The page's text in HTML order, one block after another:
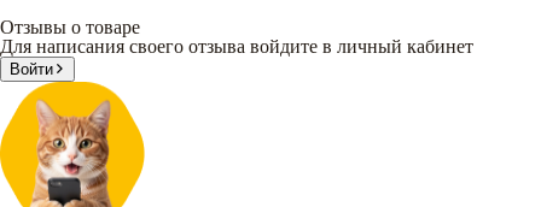
Отзывы о товаре
Для написания своего отзыва войдите в личный кабинет
Войти